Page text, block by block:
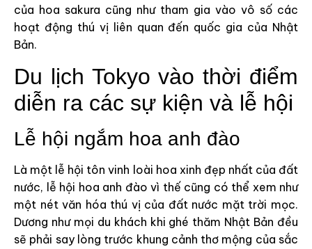
của hoa sakura cũng như tham gia vào vô số các
hoạt động thú vị liên quan đến quốc gia của Nhật
Bản.
Du lịch Tokyo vào thời điểm
diễn ra các sự kiện và lễ hội
Lễ hội ngắm hoa anh đào
Là một lễ hội tôn vinh loài hoa xinh đẹp nhất của đất
nước, lễ hội hoa anh đào vì thế cũng có thể xem như
một nét văn hóa thú vị của đất nước mặt trời mọc.
Dương như mọi du khách khi ghé thăm Nhật Bản đều
sẽ phải say lòng trước khung cảnh thơ mộng của sắc